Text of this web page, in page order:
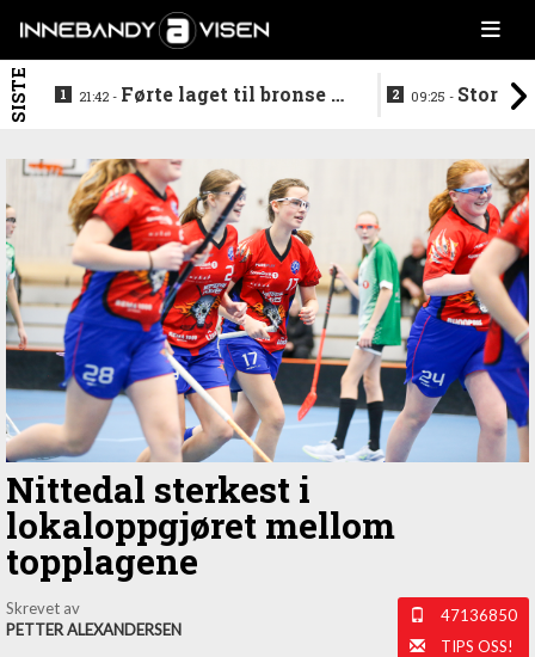
SISTE 21:42 - Førte laget til bronse -
09:25 -
Nittedal sterkest i
lokaloppgjøret mellom
topplagene
Skrevet av
PETTER ALEXANDERSEN
47136850
TIPS OSS!